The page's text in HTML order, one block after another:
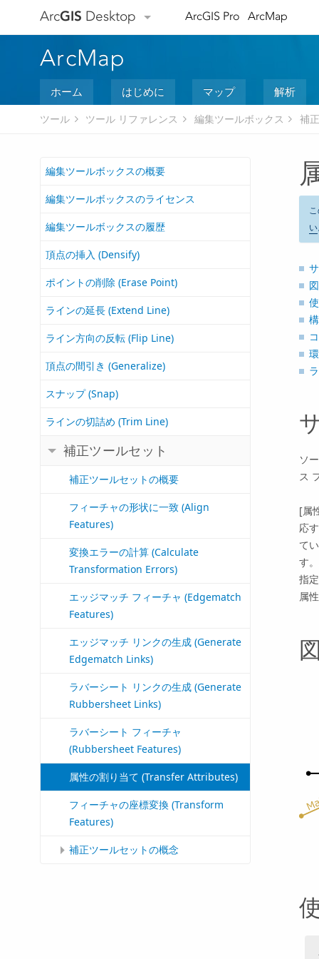
ArcGIS Desktop ArcGIS Pro ArcMap
ArcMap
ホーム はじめに マップ 解析
ツール ツール リファレンス 編集ツールボックス 補
編集ツールボックスの概要
編集ツールボックスのライセンス
編集ツールボックスの履歴
頂点の挿入 (Densify)
ポイントの削除 (Erase Point)
ラインの延長 (Extend Line)
ライン方向の反転 (Flip Line)
頂点の間引き (Generalize)
スナップ (Snap)
ラインの切詰め (Trim Line)
補正ツールセット
補正ツールセットの概要
フィーチャの形状に一致 (Align
Features)
変換エラーの計算 (Calculate
Transformation Errors)
エッジマッチ フィーチャ (Edgematch
Features)
エッジマッチ リンクの生成 (Generate
Edgematch Links)
ラバーシート リンクの生成 (Generate
Rubbersheet Links)
ラバーシート フィーチャ
(Rubbersheet Features)
属性の割り当て (Transfer Attributes)
フィーチャの座標変換 (Transform
Features)
補正ツールセットの概念
い
図
ソ
ス
[属
応
て
す
指
属
図